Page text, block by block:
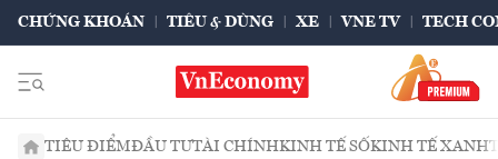
CHỨNG KHOÁN TIÊU & DÙNG XE VNE TV TECH
TIÊU ĐIỂMĐẦU TƯTÀI CHÍNHKINH TẾ SỐKINH TẾ XANH